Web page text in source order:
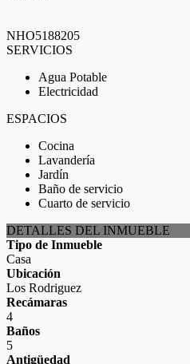
NHO5188205
SERVICIOS
Agua Potable
Electricidad
ESPACIOS
Cocina
Lavandería
Jardín
Baño de servicio
Cuarto de servicio
DETALLES DEL INMUEBLE
Tipo de Inmueble
Casa
Ubicación
Los Rodriguez
Recámaras
4
Baños
5
Antigüedad